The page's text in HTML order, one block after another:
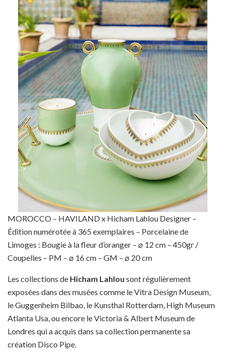
MOROCCO – HAVILAND x Hicham Lahlou Designer –
Édition numérotée à 365 exemplaires – Porcelaine de
Limoges : Bougie à la fleur d’oranger – ⌀ 12 cm – 450gr /
Coupelles – PM – ⌀ 16 cm – GM – ⌀ 20 cm
Les collections de Hicham Lahlou sont régulièrement
exposées dans des musées comme le Vitra Design Museum,
le Guggenheim Bilbao, le Kunsthal Rotterdam, High Museum
Atlanta Usa, ou encore le Victoria & Albert Museum de
Londres qui a acquis dans sa collection permanente sa
création Disco Pipe.